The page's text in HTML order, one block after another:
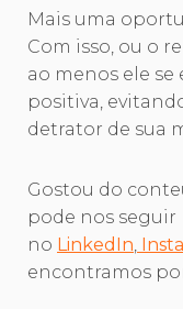
Mais uma
Com isso, ou o
ao menos ele
positiva,
detrator de sua
Gostou do
pode nos seguir
no LinkedIn,
encontramos